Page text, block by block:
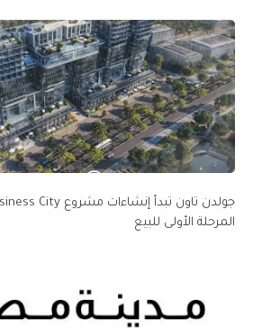
المرحلة الأولى للبيع